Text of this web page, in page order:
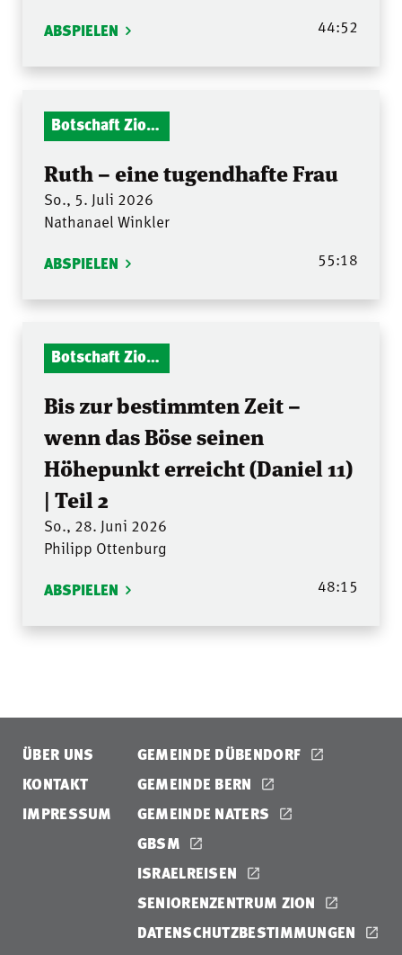
ABSPIELEN 44:52
Botschaft Zionshalle
Ruth – eine tugendhafte Frau
So., 5. Juli 2026
Nathanael Winkler
ABSPIELEN 55:18
Botschaft Zionshalle
Bis zur bestimmten Zeit –
wenn das Böse seinen
Höhepunkt erreicht (Daniel 11)
| Teil 2
So., 28. Juni 2026
Philipp Ottenburg
ABSPIELEN 48:15
ÜBER UNS
KONTAKT
IMPRESSUM
GEMEINDE DÜBENDORF
GEMEINDE BERN
GEMEINDE NATERS
GBSM
ISRAELREISEN
SENIORENZENTRUM ZION
DATENSCHUTZBESTIMMUNGEN